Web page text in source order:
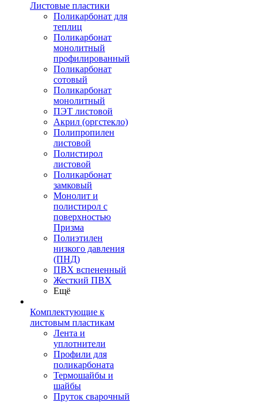
Листовые пластики
Поликарбонат для
теплиц
Поликарбонат
монолитный
профилированный
Поликарбонат
сотовый
Поликарбонат
монолитный
ПЭТ листовой
Акрил (оргстекло)
Полипропилен
листовой
Полистирол
листовой
Поликарбонат
замковый
Монолит и
полистирол с
поверхностью
Призма
Полиэтилен
низкого давления
(ПНД)
ПВХ вспененный
Жесткий ПВХ
Ещё
Комплектующие к
листовым пластикам
Лента и
уплотнители
Профили для
поликарбоната
Термошайбы и
шайбы
Пруток сварочный